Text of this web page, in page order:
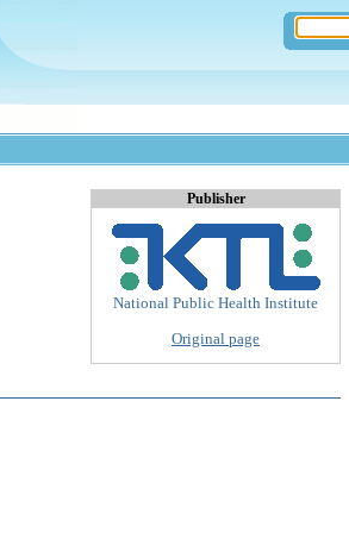
Publisher
National Public Health Institute
Original page